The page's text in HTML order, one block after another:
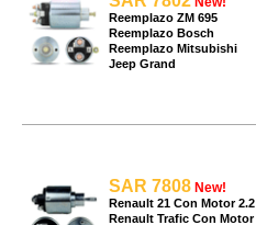
Reemplazo ZM 695
Reemplazo Bosch
Reemplazo Mitsubishi
Jeep Grand
SAR 7808 New!
Renault 21 Con Motor 2.2
Renault Trafic Con Motor